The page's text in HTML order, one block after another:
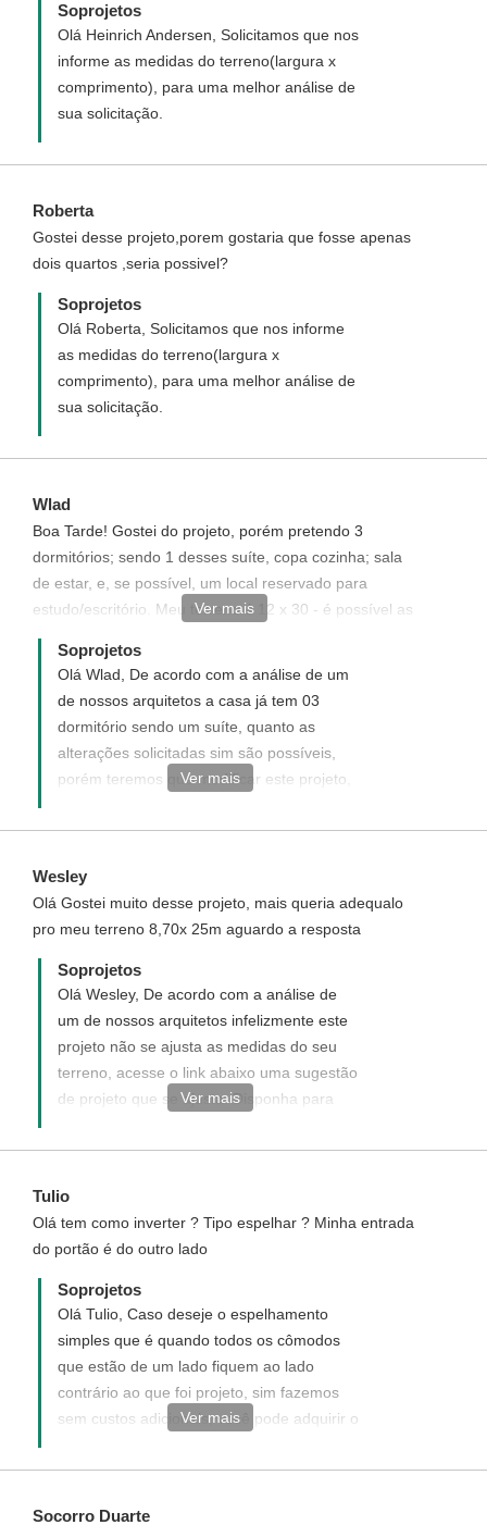
Soprojetos
Olá Heinrich Andersen, Solicitamos que nos
informe as medidas do terreno(largura x
comprimento), para uma melhor análise de
sua solicitação.
Roberta
Gostei desse projeto,porem gostaria que fosse apenas
dois quartos ,seria possivel?
Soprojetos
Olá Roberta, Solicitamos que nos informe
as medidas do terreno(largura x
comprimento), para uma melhor análise de
sua solicitação.
Wlad
Boa Tarde! Gostei do projeto, porém pretendo 3
dormitórios; sendo 1 desses suíte, copa cozinha; sala
de estar, e, se possível, um local reservado para
estudo/escritório. Meu terreno é 12 x 30 - é possível as
alterações acima
Ver mais
Soprojetos
Olá Wlad, De acordo com a análise de um
de nossos arquitetos a casa já tem 03
dormitório sendo um suíte, quanto as
alterações solicitadas sim são possíveis,
porém teremos que modificar este projeto,
enviaremos uma proposta informando com
como adquirir este projeto com
modificações solicitadas. Disponha para
quaisquer dúvida, será um prazer ter você
como um de nossos clientes.
Ver mais
Wesley
Olá Gostei muito desse projeto, mais queria adequalo
pro meu terreno 8,70x 25m aguardo a resposta
Soprojetos
Olá Wesley, De acordo com a análise de
um de nossos arquitetos infelizmente este
projeto não se ajusta as medidas do seu
terreno, acesse o link abaixo uma sugestão
de projeto que se ajusta. Disponha para
como um de nossos clientes.
casas/planta-de-casa-terrea-3-quartos-cod-
138
Ver mais
Tulio
Olá tem como inverter ? Tipo espelhar ? Minha entrada
do portão é do outro lado
Soprojetos
Olá Tulio, Caso deseje o espelhamento
simples que é quando todos os cômodos
que estão de um lado fiquem ao lado
contrário ao que foi projeto, sim fazemos
sem custos adicionais, você pode adquirir o
aquisição no confirmar que deseja receber
Ver mais
Socorro Duarte